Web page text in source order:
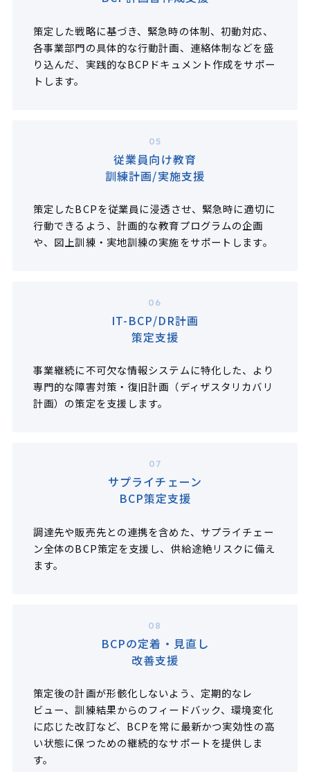
策定した戦略に基づき、緊急時の体制、初動対応、
各事業部門の具体的な行動計画、連絡体制などを盛
り込んだ、実践的なBCPドキュメント作成をサポー
トします。
05
従業員向け教育
訓練計画/実施支援
策定したBCPを従業員に浸透させ、緊急時に適切に
行動できるよう、計画的な教育プログラムの企画
や、図上訓練・実地訓練の実施をサポートします。
06
IT-BCP/DR計画
策定支援
事業継続に不可欠な情報システムに特化した、より
専門的な障害対策・復旧計画（ディザスタリカバリ
計画）の策定を支援します。
07
サプライチェーン
BCP策定支援
調達先や販売先との連携を含めた、サプライチェー
ン全体のBCP策定を支援し、供給途絶リスクに備え
ます。
08
BCPの定着・見直し
改善支援
策定後の計画が形骸化しないよう、定期的なレ
ビュー、訓練結果からのフィードバック、環境変化
に応じた改訂など、BCPを常に最新かつ実効性の高
い状態に保つための継続的なサポートを提供しま
す。